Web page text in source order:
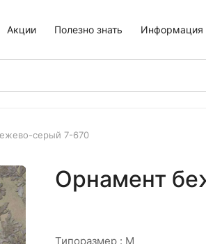
Акции Полезно знать Информация
серый 7-670
Орнамент
Типоразмер : M